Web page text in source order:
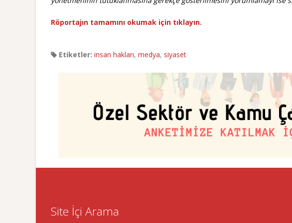
Röportajın tamamını okumak için tıklayın.
Etiketler: insan hakları, medya, siyaset
Site İçi Arama